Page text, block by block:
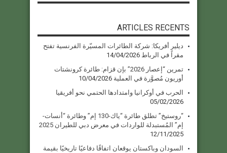
ARTICLES RECENTS
ديلير أفريكا: شركة الطائرات المسيّرة الفرنسية تفتح
مقراً في الرباط 14/04/2026
تمرين “إعصار 2026” بإن قزام: طائرة كرونشتات
أوريون مُصوَّرة في العملية 10/04/2026
الحرب في أوكرانيا وامتدادها الحتمي نحو أفريقيا
05/02/2026
“روستيخ” تطلق طائرة “ياك-130 إم” وطائرة “أنسات-
إم” المُستبدلة للواردات في معرض دبي للطيران 2025
12/11/2025
السودان وباكستان يوقعان اتفاقًا دفاعيًا تاريخيًا بقيمة